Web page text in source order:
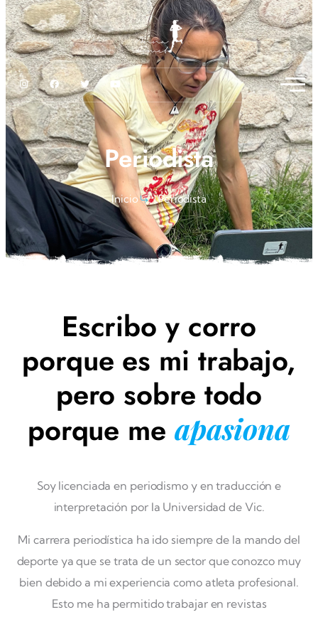
Periodista
Inicio Periodista
Escribo y corro
porque es mi trabajo,
pero sobre todo
porque me apasiona
Soy licenciada en periodismo y en traducción e
interpretación por la Universidad de Vic.
Mi carrera periodística ha ido siempre de la mando del
deporte ya que se trata de un sector que conozco muy
bien debido a mi experiencia como atleta profesional.
Esto me ha permitido trabajar en revistas